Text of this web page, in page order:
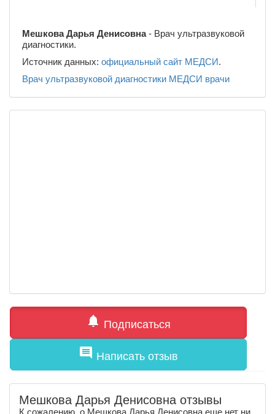
Мешкова Дарья Денисовна- Врач ультразвуковой
диагностики.
Источник данных: официальный сайт МЕДСИ.
Врач ультразвуковой диагностики МЕДСИ врачи
notifications Подписаться
comment Написать отзыв
Мешкова Дарья Денисовна отзывы
К сожалению, о Мешкова Дарья Денисовна еще нет ни